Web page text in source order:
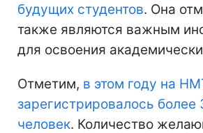
будущих студентов. Она
также являются важным
для освоения
Отметим, в этом году на
зарегистрировалось более
человек. Количество